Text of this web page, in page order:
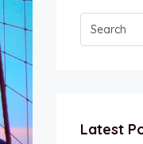
Latest